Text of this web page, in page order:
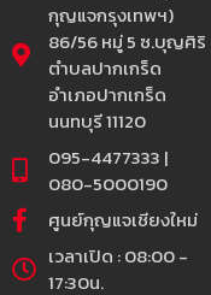
กุญแจกรุงเทพฯ)
86/56 หมู่ 5 ซ.บุญศิริ
ตำบลปากเกร็ด
อำเภอปากเกร็ด
นนทบุรี 11120
095-4477333 |
080-5000190
ศูนย์กุญแจเชียงใหม่
เวลาเปิด : 08:00 -
17:30น.